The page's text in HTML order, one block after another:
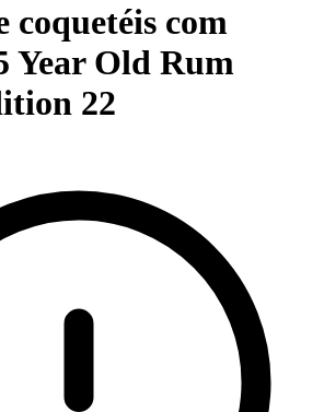
coquetéis com
Year Old Rum
22